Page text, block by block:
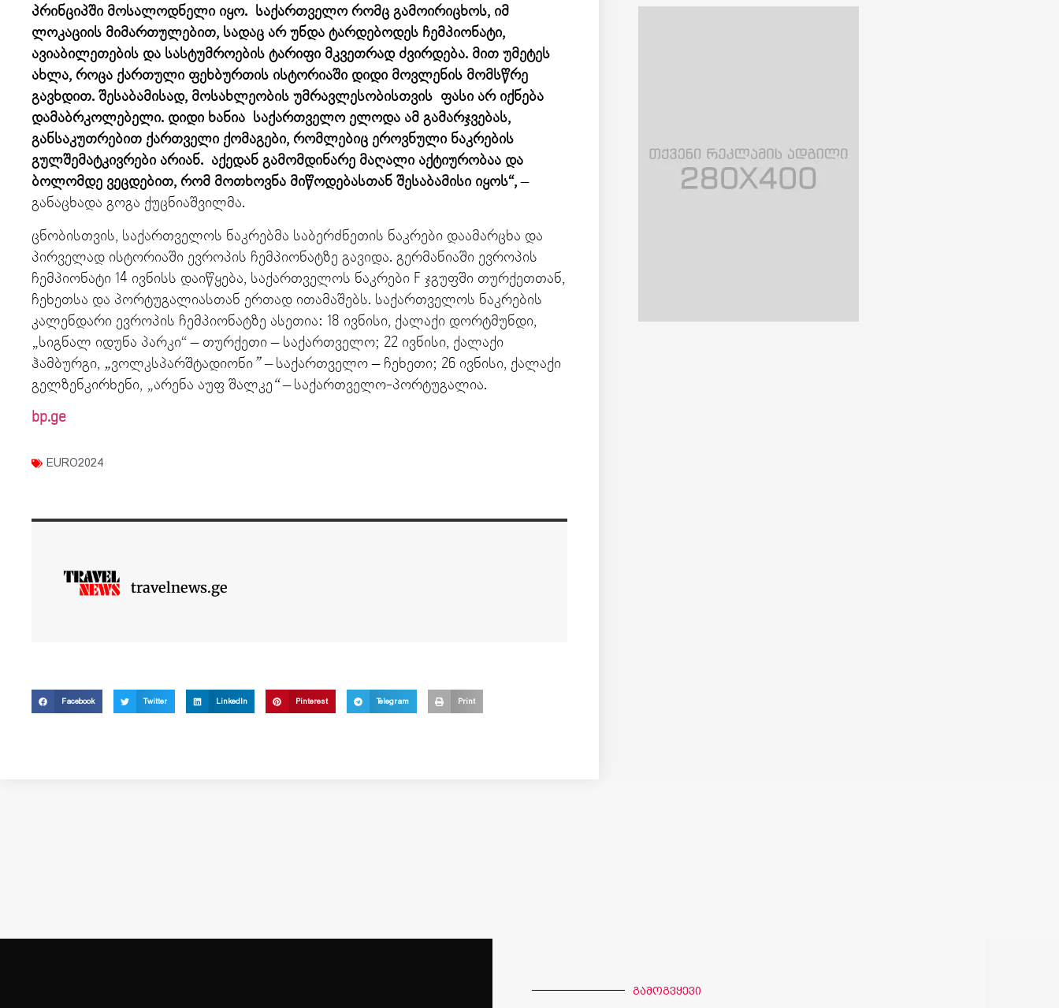
პრინციპში მოსალოდნელი იყო. საქართველო რომც გამოირიცხოს, იმ
ლოკაციის მიმართულებით, სადაც არ უნდა ტარდებოდეს ჩემპიონატი,
ავიაბილეთების და სასტუმროების ტარიფი მკვეთრად ძვირდება. მით უმეტეს
ახლა, როცა ქართული ფეხბურთის ისტორიაში დიდი მოვლენის მომსწრე
გავხდით. შესაბამისად, მოსახლეობის უმრავლესობისთვის ფასი არ იქნება
დამაბრკოლებელი. დიდი ხანია საქართველო ელოდა ამ გამარჯვებას,
განსაკუთრებით ქართველი ქომაგები, რომლებიც ეროვნული ნაკრების
გულშემატკივრები არიან. აქედან გამომდინარე მაღალი აქტიურობაა და
ბოლომდე ვეცდებით, რომ მოთხოვნა მიწოდებასთან შესაბამისი იყოს“,–
განაცხადა გოგა ქუცნიაშვილმა.
ცნობისთვის, საქართველოს ნაკრებმა საბერძნეთის ნაკრები დაამარცხა და
პირველად ისტორიაში ევროპის ჩემპიონატზე გავიდა. გერმანიაში ევროპის
ჩემპიონატი 14 ივნისს დაიწყება, საქართველოს ნაკრები F ჯგუფში თურქეთთან,
ჩეხეთსა და პორტუგალიასთან ერთად ითამაშებს. საქართველოს ნაკრების
კალენდარი ევროპის ჩემპიონატზე ასეთია: 18 ივნისი, ქალაქი დორტმუნდი,
„სიგნალ იდუნა პარკი“ – თურქეთი – საქართველო; 22 ივნისი, ქალაქი
ჰამბურგი, „ვოლკსპარშტადიონი” –საქართველო – ჩეხეთი; 26 ივნისი, ქალაქი
გელზენკირხენი, „არენა აუფ შალკე“ –საქართველო-პორტუგალია.
bp.ge
EURO2024
travelnews.ge
Facebook Twitter LinkedIn Pinterest Telegram Print
გამოგვყევი